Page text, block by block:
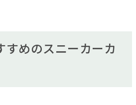
すめのスニーカーカ